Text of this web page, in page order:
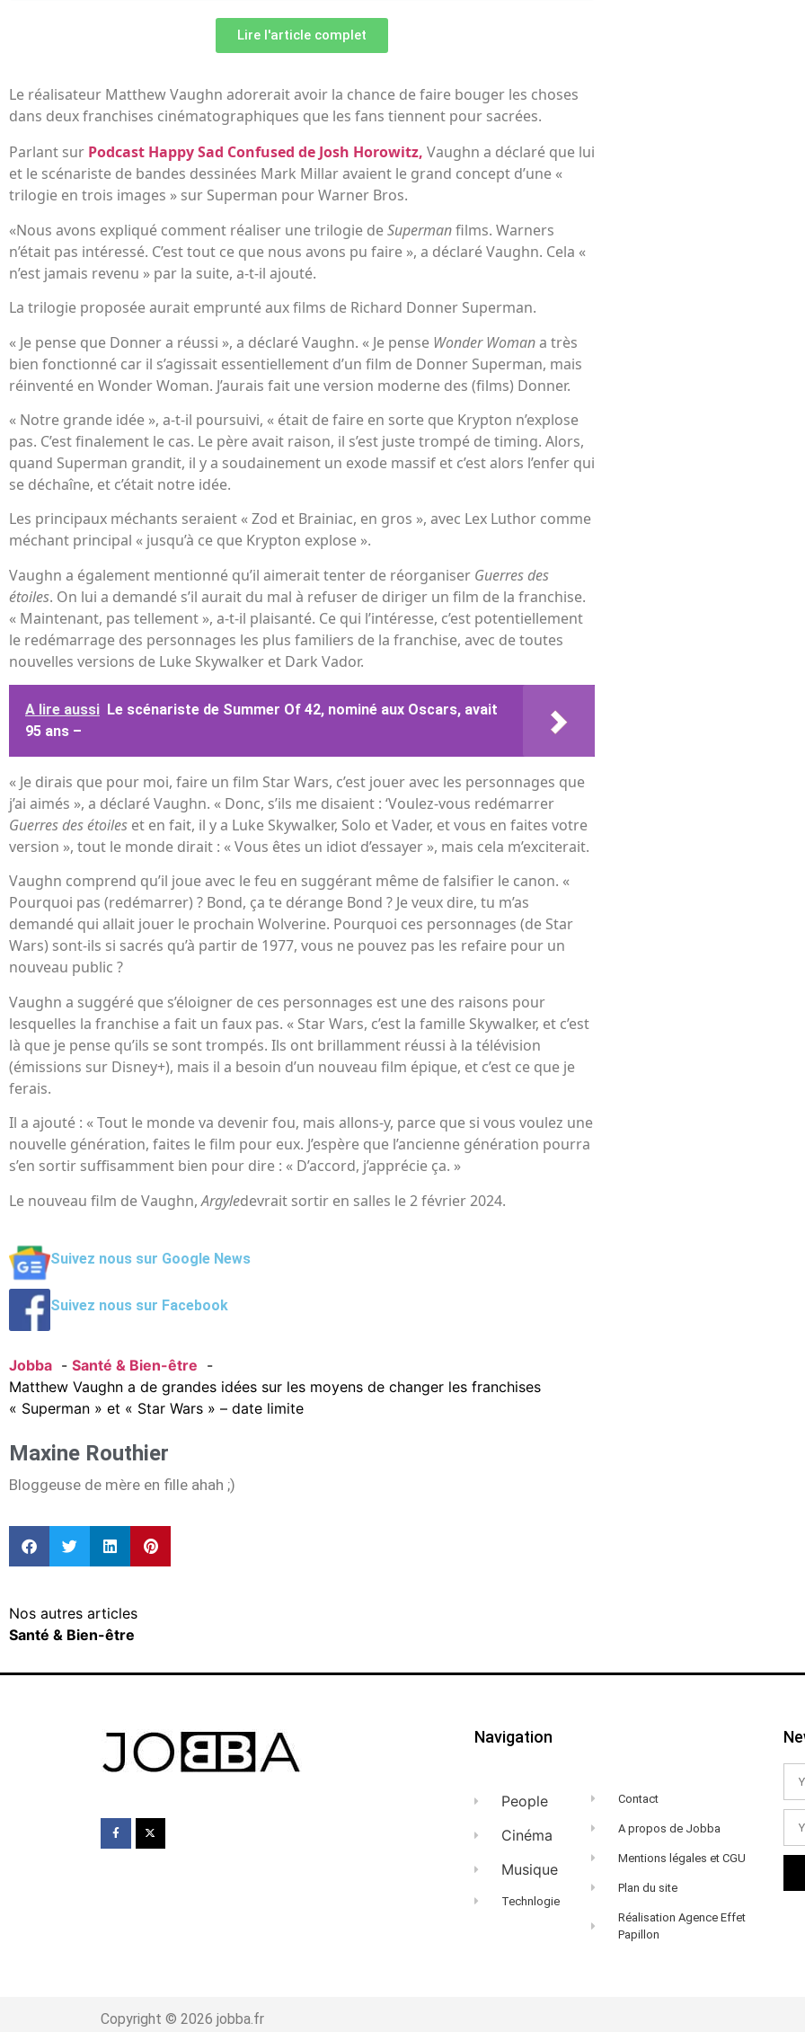
Lire l'article complet
Le réalisateur Matthew Vaughn adorerait avoir la chance de faire bouger les choses
dans deux franchises cinématographiques que les fans tiennent pour sacrées.
Parlant sur Podcast Happy Sad Confused de Josh Horowitz, Vaughn a déclaré que lui
et le scénariste de bandes dessinées Mark Millar avaient le grand concept d’une «
trilogie en trois images » sur Superman pour Warner Bros.
«Nous avons expliqué comment réaliser une trilogie deSupermanfilms. Warners
n’était pas intéressé. C’est tout ce que nous avons pu faire », a déclaré Vaughn. Cela «
n’est jamais revenu » par la suite, a-t-il ajouté.
La trilogie proposée aurait emprunté aux films de Richard Donner Superman.
« Je pense que Donner a réussi », a déclaré Vaughn. « Je pense Wonder Womana très
bien fonctionné car il s’agissait essentiellement d’un film de Donner Superman, mais
réinventé en Wonder Woman. J’aurais fait une version moderne des (films) Donner.
« Notre grande idée », a-t-il poursuivi, « était de faire en sorte que Krypton n’explose
pas. C’est finalement le cas. Le père avait raison, il s’est juste trompé de timing. Alors,
quand Superman grandit, il y a soudainement un exode massif et c’est alors l’enfer qui
se déchaîne, et c’était notre idée.
Les principaux méchants seraient « Zod et Brainiac, en gros », avec Lex Luthor comme
méchant principal « jusqu’à ce que Krypton explose ».
Vaughn a également mentionné qu’il aimerait tenter de réorganiser Guerres des
étoiles. On lui a demandé s’il aurait du mal à refuser de diriger un film de la franchise.
« Maintenant, pas tellement », a-t-il plaisanté. Ce qui l’intéresse, c’est potentiellement
le redémarrage des personnages les plus familiers de la franchise, avec de toutes
nouvelles versions de Luke Skywalker et Dark Vador.
A lire aussi Le scénariste de Summer Of 42, nominé aux Oscars, avait
95 ans –
« Je dirais que pour moi, faire un film Star Wars, c’est jouer avec les personnages que
j’ai aimés », a déclaré Vaughn. « Donc, s’ils me disaient : ‘Voulez-vous redémarrer
Guerres des étoiles et en fait, il y a Luke Skywalker, Solo et Vader, et vous en faites votre
version », tout le monde dirait : « Vous êtes un idiot d’essayer », mais cela m’exciterait.
Vaughn comprend qu’il joue avec le feu en suggérant même de falsifier le canon. «
Pourquoi pas (redémarrer) ? Bond, ça te dérange Bond ? Je veux dire, tu m’as
demandé qui allait jouer le prochain Wolverine. Pourquoi ces personnages (de Star
Wars) sont-ils si sacrés qu’à partir de 1977, vous ne pouvez pas les refaire pour un
nouveau public ?
Vaughn a suggéré que s’éloigner de ces personnages est une des raisons pour
lesquelles la franchise a fait un faux pas. « Star Wars, c’est la famille Skywalker, et c’est
là que je pense qu’ils se sont trompés. Ils ont brillamment réussi à la télévision
(émissions sur Disney+), mais il a besoin d’un nouveau film épique, et c’est ce que je
ferais.
Il a ajouté : « Tout le monde va devenir fou, mais allons-y, parce que si vous voulez une
nouvelle génération, faites le film pour eux. J’espère que l’ancienne génération pourra
s’en sortir suffisamment bien pour dire : « D’accord, j’apprécie ça. »
Le nouveau film de Vaughn,Argyledevrait sortir en salles le 2 février 2024.
Suivez nous sur Google News
Suivez nous sur Facebook
Jobba
Santé & Bien-être
Matthew Vaughn a de grandes idées sur les moyens de changer les franchises
« Superman » et « Star Wars » – date limite
Maxine Routhier
Bloggeuse de mère en fille ahah ;)
Nos autres articles
Santé & Bien-être
Navigation
People
Cinéma
Musique
Technlogie
Contact
A propos de Jobba
Mentions légales et CGU
Plan du site
Réalisation Agence Effet
Papillon
Copyright © 2026 jobba.fr